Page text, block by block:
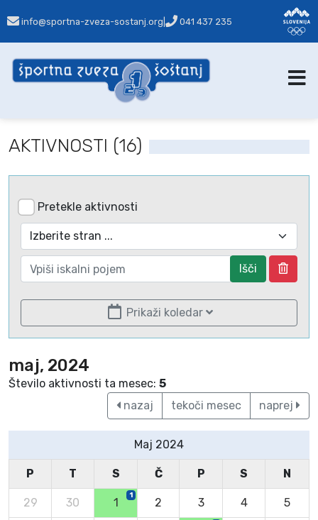
info@sportna-zveza-sostanj.org 041 437 235
AKTIVNOSTI (16)
Pretekle aktivnosti
Išči
Prikaži koledar
maj, 2024
Število aktivnosti ta mesec: 5
nazaj
tekoči mesec naprej
Maj 2024
P T S Č P S N
29 30 1
1
2 3 4 5